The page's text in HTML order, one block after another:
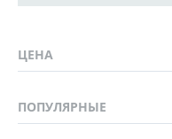
ЦЕНА
ПОПУЛЯРНЫЕ